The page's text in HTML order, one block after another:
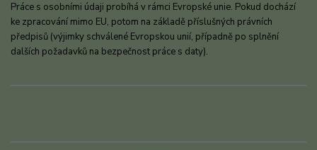
Práce s osobními údaji probíhá v rámci Evropské unie. Pokud dochází
ke zpracování mimo EU, potom na základě příslušných právních
předpisů (výjimky schválené Evropskou unií, případně po splnění
dalších požadavků na bezpečnost práce s daty).